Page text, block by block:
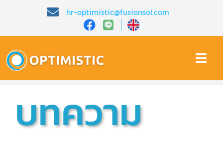
content
hr-optimistic@fusionsol.com
เกี่ยวกับเรา​
บทความ